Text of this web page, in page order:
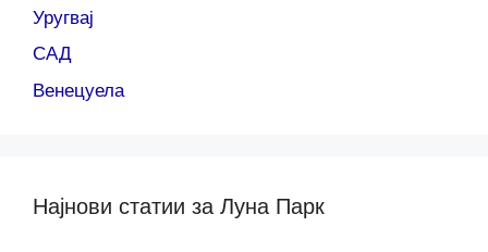
Уругвај
САД
Венецуела
Најнови статии за Луна Парк